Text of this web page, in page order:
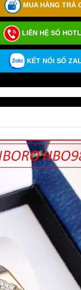
MUA HÀNG TRẢ
LIÊN HỆ SỐ
KẾT NỐI SỐ